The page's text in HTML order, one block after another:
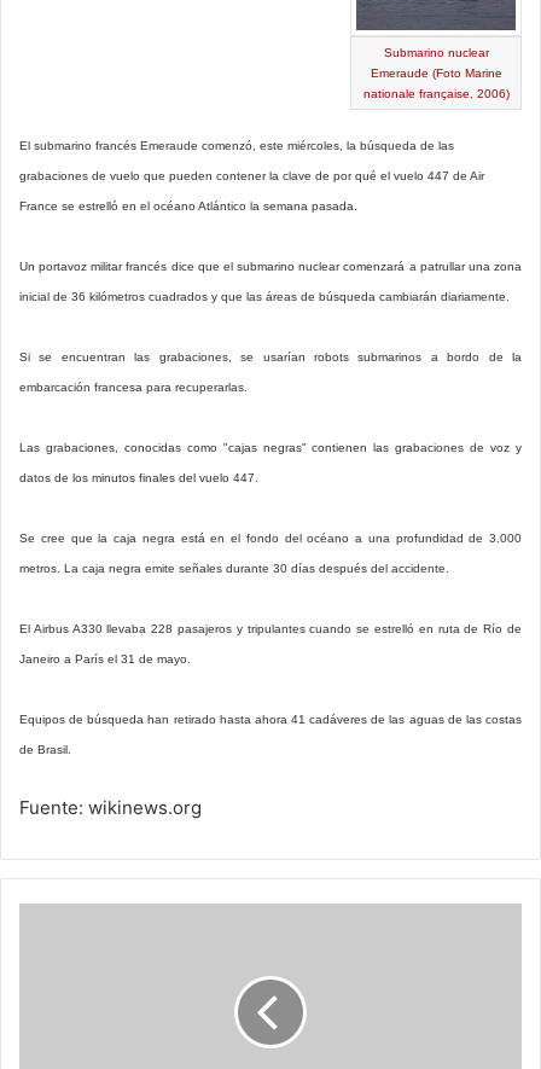
Submarino nuclear
Emeraude (Foto Marine
nationale française, 2006)
El submarino francés Emeraude comenzó, este miércoles, la búsqueda de las
grabaciones de vuelo que pueden contener la clave de por qué el vuelo 447 de Air
France se estrelló en el océano Atlántico la semana pasada.
Un portavoz militar francés dice que el submarino nuclear comenzará a patrullar una zona
inicial de 36 kilómetros cuadrados y que las áreas de búsqueda cambiarán diariamente.
Si se encuentran las grabaciones, se usarían robots submarinos a bordo de la
embarcación francesa para recuperarlas.
Las grabaciones, conocidas como "cajas negras" contienen las grabaciones de voz y
datos de los minutos finales del vuelo 447.
Se cree que la caja negra está en el fondo del océano a una profundidad de 3.000
metros. La caja negra emite señales durante 30 días después del accidente.
El Airbus A330 llevaba 228 pasajeros y tripulantes cuando se estrelló en ruta de Río de
Janeiro a París el 31 de mayo.
Equipos de búsqueda han retirado hasta ahora 41 cadáveres de las aguas de las costas
de Brasil.
Fuente: wikinews.org